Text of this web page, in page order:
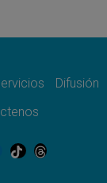
cesa: 300
Difusión